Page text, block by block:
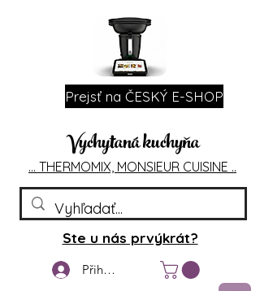
Vychytaná kuchyňa
... THERMOMIX, MONSIEUR CUISINE ..
Přihlášení
Prejsť na ČESKÝ E-SHOP
Ste u nás prvýkrát?